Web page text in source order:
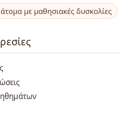
με μαθησιακές δυσκολίες